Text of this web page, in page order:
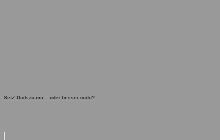
Setz' Dich zu mir – oder besser nicht?